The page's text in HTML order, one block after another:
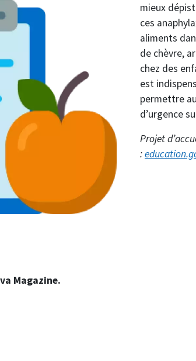
mieux
ces
aliments
de chèvre,
chez des
est
permettre
d’urgence
Projet
:
Magazine.